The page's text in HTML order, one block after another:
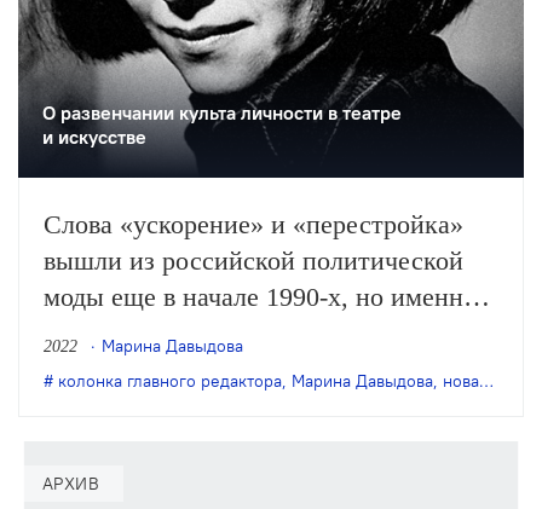
О развенчании культа личности в театре
и искусстве
Слова «ускорение» и «перестройка»
вышли из российской политической
моды еще в начале 1990‑х, но именно
происходящая с ускорением
перестройка определяет сейчас нашу
конвенции, эстетические и этические
2022
Марина Давыдова
колонка главного редактора Марина Давыдова новая этика
АРХИВ